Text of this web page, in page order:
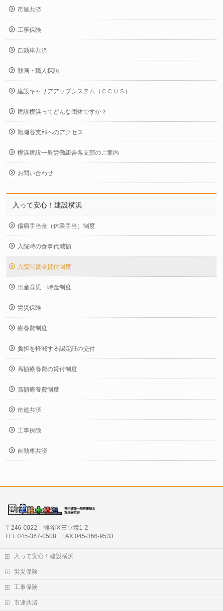
市連共済
工事保険
自動車共済
動画・職人探訪
建設キャリアアップシステム（ＣＣＵＳ）
建設横浜ってどんな団体ですか？
旭瀬谷支部へのアクセス
横浜建設一般労働組合各支部のご案内
お問い合わせ
入って安心！建設横浜
傷病手当金（休業手当）制度
入院時の食事代減額
入院時資金貸付制度
出産育児一時金制度
労災保険
療養費制度
負担を軽減する認定証の交付
高額療養費の貸付制度
高額療養費制度
市連共済
工事保険
自動車共済
〒246-0022 瀬谷区三ツ境1-2
TEL 045-367-0508 FAX 045-366-9533
入って安心！建設横浜
労災保険
工事保険
市連共済